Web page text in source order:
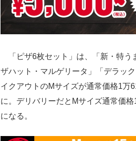
「ピザ6枚セット」は、「新・特う
ザハット・マルゲリータ」「デラッ
イクアウトのMサイズが通常価格1万
に。デリバリーだとMサイズ通常価
になる。